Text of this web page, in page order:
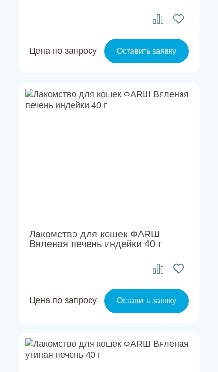
Цена по запросу Оставить заявку
Лакомство для кошек ФАRШ
Вяленая печень индейки 40 г
Цена по запросу Оставить заявку